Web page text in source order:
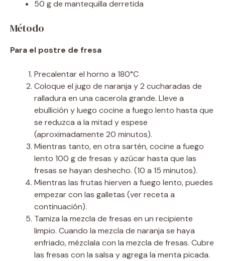
50 g de mantequilla derretida
Método
Para el postre de fresa
Precalentar el horno a 180°C
Coloque el jugo de naranja y 2 cucharadas de
ralladura en una cacerola grande. Lleve a
ebullición y luego cocine a fuego lento hasta que
se reduzca a la mitad y espese
(aproximadamente 20 minutos).
Mientras tanto, en otra sartén, cocine a fuego
lento 100 g de fresas y azúcar hasta que las
fresas se hayan deshecho. (10 a 15 minutos).
Mientras las frutas hierven a fuego lento, puedes
empezar con las galletas (ver receta a
continuación).
Tamiza la mezcla de fresas en un recipiente
limpio. Cuando la mezcla de naranja se haya
enfriado, mézclala con la mezcla de fresas. Cubre
las fresas con la salsa y agrega la menta picada.